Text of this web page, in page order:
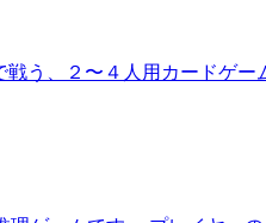
う、２〜４人用カードゲ